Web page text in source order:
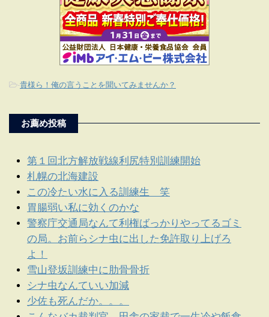
-貴様ら！俺の言うことを聞いてみませんか？
お薦め投稿
第１回北方解放戦線利尻特別訓練開始
札幌の北海建設
この冷たい水に入る訓練生 笑
胃腸弱い私に効くのかな
警察庁交通局なんて利権ばっかりやってるゴミ
の局。お前らシナ虫に出した免許取り上げろ
よ！
雪山登坂訓練中に肋骨骨折
シナ虫なんていい加減
少佐も死んだか。。。